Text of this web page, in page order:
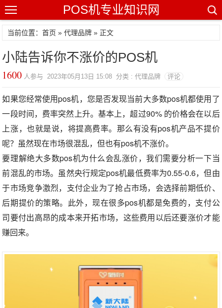
POS机专业知识网
当前位置：首页 »代理品牌 » 正文
小陆告诉你不涨价的POS机
1600 人参与 2023年05月13日 15:08 分类 : 代理品牌 评论
如果您经常使用pos机，您是否发现当前大多数pos机都使用了
一段时间，费率突然上升。基本上，超过90% 的价格会在以后
上涨，也就是说，将提高费率。那么有没有pos机产品不提价
呢？虽然现在市场很混乱，但也有pos机不涨价。
要理解绝大多数pos机为什么会乱涨价，我们需要分析一下当
前混乱的市场。虽然央行规定pos机最低费率为0.55-0.6，但由
于市场竞争激烈，支付企业为了抢占市场，会选择前期低价、
后期提价的策略。此外，现在很多pos机都是免费的，支付公
司要付出高昂的成本来开拓市场，这些费用以后还要涨价才能
赚回来。